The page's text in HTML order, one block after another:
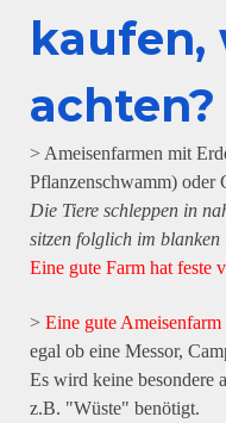
kaufen,
achten?
> Ameisenfarmen mit
Pflanzenschwamm) oder
Die Tiere schleppen in
sitzen folglich im blanken
Eine gute Farm hat feste
> Eine gute
egal ob eine Messor,
Es wird keine besondere
z.B. "Wüste" benötigt.